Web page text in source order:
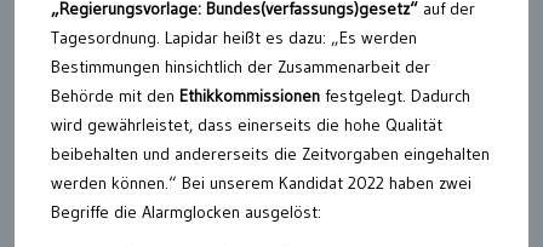
„Regierungsvorlage: Bundes(verfassungs)gesetz“ auf der
Tagesordnung. Lapidar heißt es dazu: „Es werden
Bestimmungen hinsichtlich der Zusammenarbeit der
Behörde mit den Ethikkommissionen festgelegt. Dadurch
wird gewährleistet, dass einerseits die hohe Qualität
beibehalten und andererseits die Zeitvorgaben eingehalten
werden können.“ Bei unserem Kandidat 2022 haben zwei
Begriffe die Alarmglocken ausgelöst: